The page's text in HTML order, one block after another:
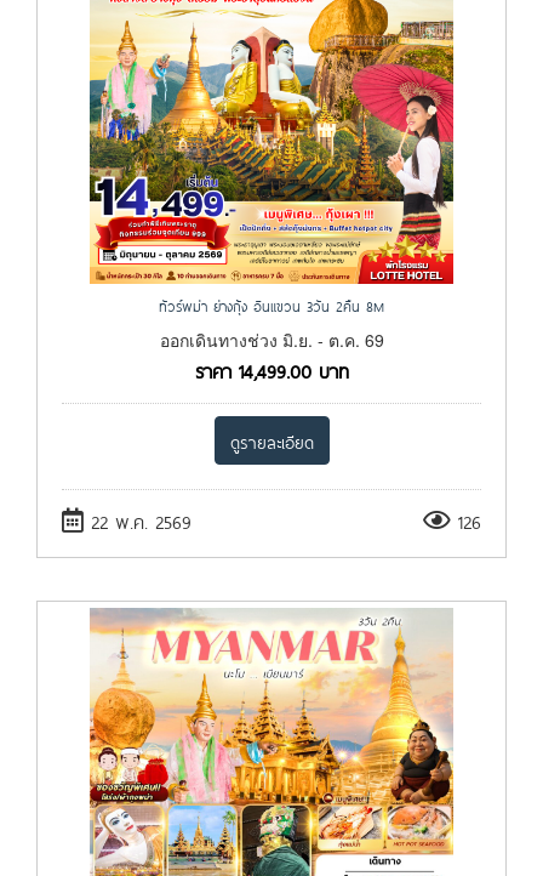
ทัวร์พม่า ย่างกุ้ง อินแขวน 3วัน 2คืน 8M
ออกเดินทางช่วง มิ.ย. - ต.ค. 69
ราคา 14,499.00บาท
ดูรายละเอียด
22 พ.ค. 2569 126